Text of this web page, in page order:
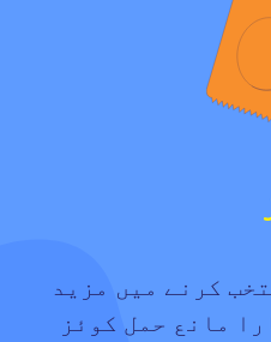
کرنے میں مزید
مانع حمل کوئز